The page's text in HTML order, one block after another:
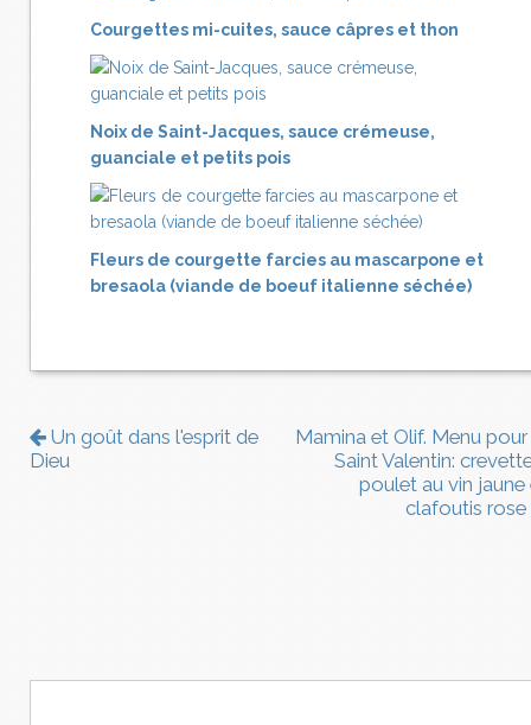
Courgettes mi-cuites, sauce câpres et thon
Noix de Saint-Jacques, sauce crémeuse,
guanciale et petits pois
Fleurs de courgette farcies au mascarpone et
bresaola (viande de boeuf italienne séchée)
Un goût dans l'esprit de
Dieu
Mamina et Olif. Menu pour
Saint Valentin:
poulet au vin jaune
clafoutis rose